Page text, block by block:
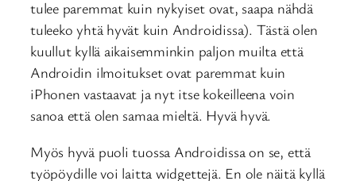
tulee paremmat kuin nykyiset ovat, saapa nähdä
tuleeko yhtä hyvät kuin Androidissa). Tästä olen
kuullut kyllä aikaisemminkin paljon muilta että
Androidin ilmoitukset ovat paremmat kuin
iPhonen vastaavat ja nyt itse kokeilleena voin
sanoa että olen samaa mieltä. Hyvä hyvä.
Myös hyvä puoli tuossa Androidissa on se, että
työpöydille voi laitta widgettejä. En ole näitä kyllä